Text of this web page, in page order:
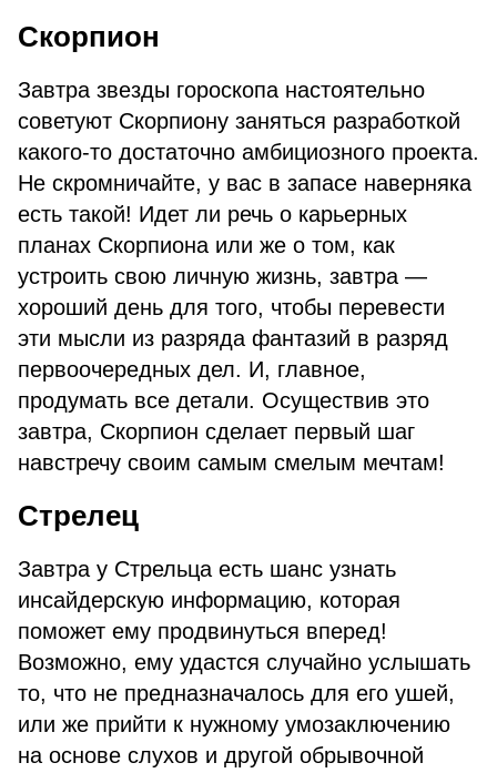
Скорпион
Завтра звезды гороскопа настоятельно
советуют Скорпиону заняться разработкой
какого-то достаточно амбициозного проекта.
Не скромничайте, у вас в запасе наверняка
есть такой! Идет ли речь о карьерных
планах Скорпиона или же о том, как
устроить свою личную жизнь, завтра —
хороший день для того, чтобы перевести
эти мысли из разряда фантазий в разряд
первоочередных дел. И, главное,
продумать все детали. Осуществив это
завтра, Скорпион сделает первый шаг
навстречу своим самым смелым мечтам!
Стрелец
Завтра у Стрельца есть шанс узнать
инсайдерскую информацию, которая
поможет ему продвинуться вперед!
Возможно, ему удастся случайно услышать
то, что не предназначалось для его ушей,
или же прийти к нужному умозаключению
на основе слухов и другой обрывочной